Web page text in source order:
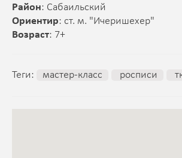
Район: Сабаильский
Ориентир: ст. м. "Ичеришехер"
Возраст: 7+
Теги: мастер-класс росписи